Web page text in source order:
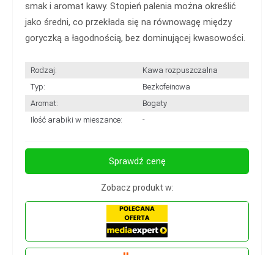
smak i aromat kawy. Stopień palenia można określić
jako średni, co przekłada się na równowagę między
goryczką a łagodnością, bez dominującej kwasowości.
Rodzaj:
Kawa rozpuszczalna
Typ:
Bezkofeinowa
Aromat:
Bogaty
Ilość arabiki w mieszance:
-
Sprawdź cenę
Zobacz produkt w: